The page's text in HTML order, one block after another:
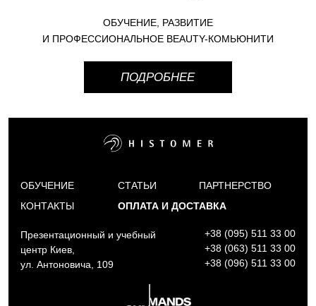
ОБУЧЕНИЕ, РАЗВИТИЕ
И ПРОФЕССИОНАЛЬНОЕ BEAUTY-КОМЬЮНИТИ
ПОДРОБНЕЕ
ОБУЧЕНИЕ
КОНТАКТЫ
СТАТЬИ
ПАРТНЕРСТВО
ОПЛАТА И ДОСТАВКА
Презентационный и учебный
центр Киев,
ул. Антоновича, 109
+38 (095) 511 33 00
+38 (063) 511 33 00
+38 (096) 511 33 00